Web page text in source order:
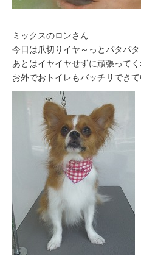
ミックスのロンさん
今日は爪切りイヤ～っとパタパタ
あとはイヤイヤせずに頑張って
お外でおトイレもバッチリでき